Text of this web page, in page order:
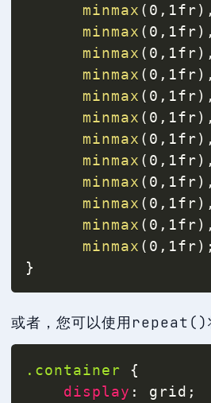
minmax ( 0 , 1fr) ,
minmax ( 0 , 1fr) ,
minmax ( 0 , 1fr) ,
minmax ( 0 , 1fr) ,
minmax ( 0 , 1fr) ,
minmax ( 0 , 1fr) ,
minmax ( 0 , 1fr) ,
minmax ( 0 , 1fr) ,
minmax ( 0 , 1fr) ,
minmax ( 0 , 1fr) ,
minmax ( 0 , 1fr) ,
minmax ( 0 , 1fr) ;
}
或者，您可以使用repeat()
.container
{
display : grid ;